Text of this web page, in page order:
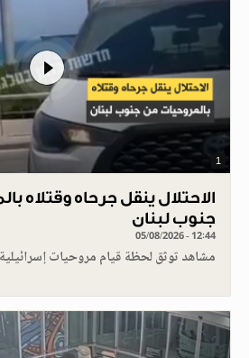
1
الاحتلال ينقل جرحاه وقتلاه
جنوب لبنان
05/08/2026 - 12:44
مشاهد توثق لحظة قيام مروحيات